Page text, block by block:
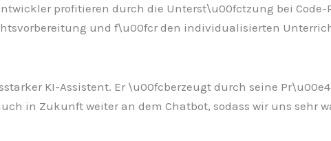
profitieren durch die Unterst\u00fctzung bei
und f\u00fcr den individualisierten
KI-Assistent. Er \u00fcberzeugt durch seine
in Zukunft weiter an dem Chatbot, sodass wir uns sehr